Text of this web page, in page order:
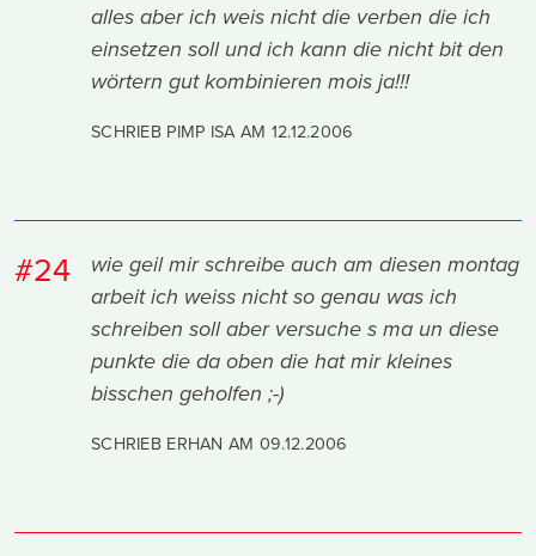
alles aber ich weis nicht die verben die ich
einsetzen soll und ich kann die nicht bit den
wörtern gut kombinieren mois ja!!!
SCHRIEB PIMP ISA AM 12.12.2006
#24
wie geil mir schreibe auch am diesen montag
arbeit ich weiss nicht so genau was ich
schreiben soll aber versuche s ma un diese
punkte die da oben die hat mir kleines
bisschen geholfen ;-)
SCHRIEB ERHAN AM 09.12.2006